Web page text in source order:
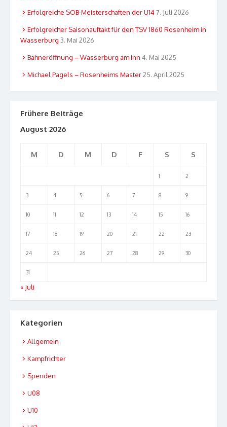
Erfolgreiche SOB-Meisterschaften der U14 7. Juli 2026
Erfolgreicher Saisonauftakt für den TSV 1860 Rosenheim in
Wasserburg 3. Mai 2026
Bahneröffnung – Wasserburg am Inn 4. Mai 2025
Michael Pagels – Rosenheims Master25. April 2025
Frühere Beiträge
August 2026
M D M D F S S
1 2
3 4 5 6 7 8 9
10 11 12 13 14 15 16
17 18 19 20 21 22 23
24 25 26 27 28 29 30
31
« Juli
Kategorien
Allgemein
Kampfrichter
Spenden
U08
U10